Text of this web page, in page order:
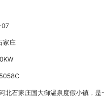
07
家庄
北石家庄国大御温泉度假小镇，是